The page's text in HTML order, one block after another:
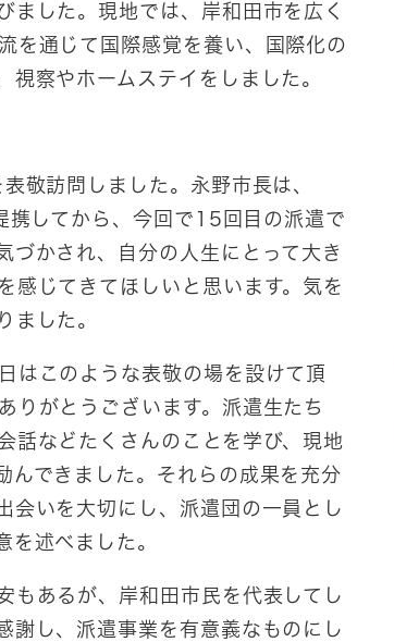
ました。現地では、岸和田市を広く
を通じて国際感覚を養い、国際化の
察やホームステイをしました。
敬訪問しました。永野市長は、
携してから、今回で15回目の派遣で
づかされ、自分の人生にとって大き
感じてきてほしいと思います。気を
ました。
はこのような表敬の場を設けて頂
りがとうございます。派遣生たち
話などたくさんのことを学び、現地
んできました。それらの成果を充分
会いを大切にし、派遣団の一員とし
を述べました。
あるが、岸和田市民を代表してし
謝し、派遣事業を有意義なものにし